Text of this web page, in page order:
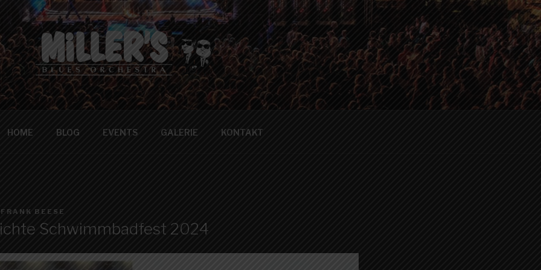
ORCHESTRA
HOME BLOG EVENTS GALERIE KONTAKT
FRANK BEESE
Schwimmbadfest 2024